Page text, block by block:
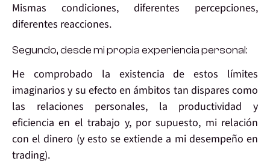
Mismas condiciones, diferentes percepciones,
diferentes reacciones.
Segundo, desde mi propia experiencia personal:
He comprobado la existencia de estos límites
imaginarios y su efecto en ámbitos tan dispares como
las relaciones personales, la productividad y
eficiencia en eltrabajo y, por supuesto, mi relación
con eldinero (y esto se extiende a mi desempeño en
trading).